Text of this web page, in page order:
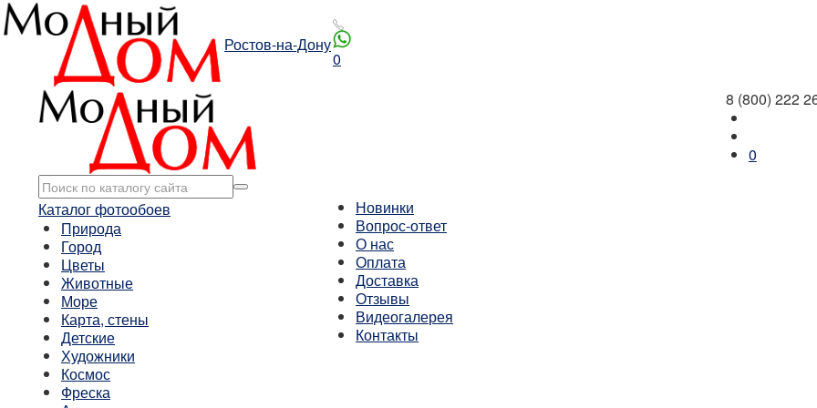
Ростов-на-Дону
0
8 (800) 222
0
Каталог фотообоев
Природа
Город
Цветы
Животные
Море
Карта, стены
Детские
Художники
Космос
Фреска
Новинки
Вопрос-ответ
О нас
Оплата
Доставка
Отзывы
Видеогалерея
Контакты